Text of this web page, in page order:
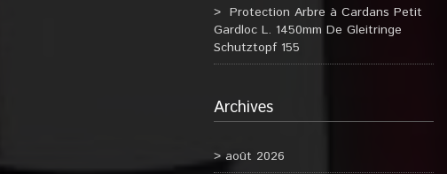
Protection Arbre à Cardans Petit
Gardloc L. 1450mm De Gleitringe
Schutztopf 155
Archives
août 2026